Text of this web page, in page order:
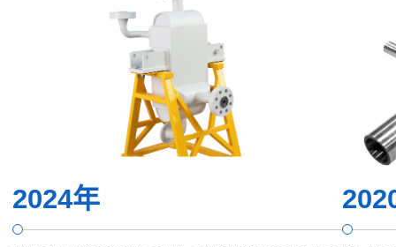
2024年